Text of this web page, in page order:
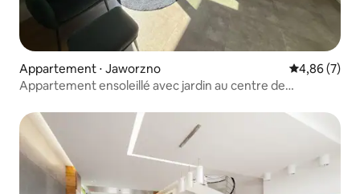
Appartement ⋅ Jaworzno Évaluation
4,86 (7)
Appartement ensoleillé avec jardin au centre de